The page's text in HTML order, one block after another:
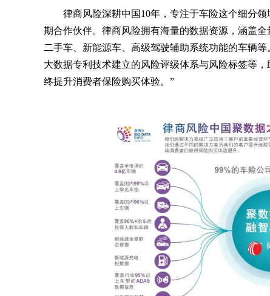
律商风险深耕中国10年，专注于车险这个细分
期合作伙伴。律商风险拥有海量的数据资源，涵盖
二手车、新能源车、高级驾驶辅助系统功能的车辆
大数据专利技术建立的风险评级体系与风险标签等
终提升消费者保险购买体验。”